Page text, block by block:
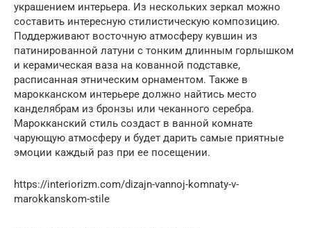
украшением интерьера. Из нескольких зеркал можно
составить интересную стилистическую композицию.
Поддерживают восточную атмосферу кувшин из
патинированной латуни с тонким длинным горлышком
и керамическая ваза на кованной подставке,
расписанная этническим орнаментом. Также в
марокканском интерьере должно найтись место
канделябрам из бронзы или чеканного серебра.
Марокканский стиль создаст в ванной комнате
чарующую атмосферу и будет дарить самые приятные
эмоции каждый раз при ее посещении.
https://interiorizm.com/dizajn-vannoj-komnaty-v-
marokkanskom-stile